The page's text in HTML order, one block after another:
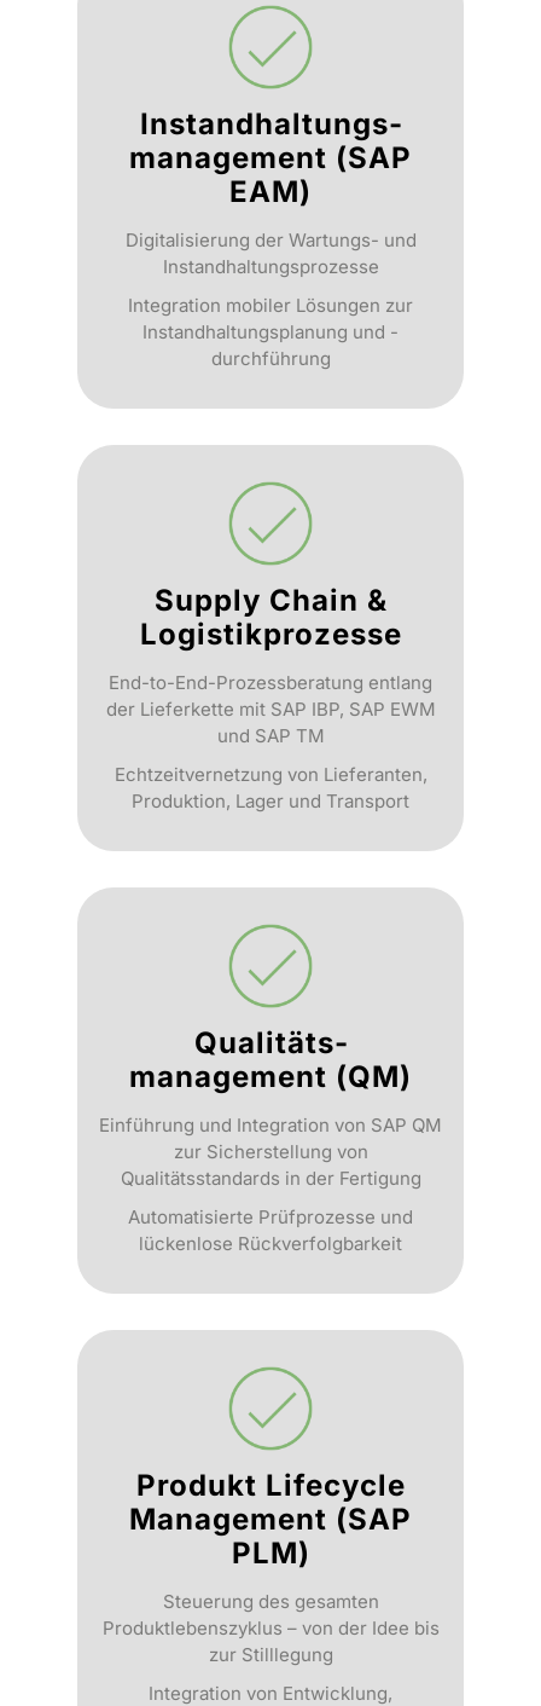
Instandhaltungs­
management (SAP
EAM)
Digitalisierung der Wartungs- und
Instandhaltungsprozesse
Integration mobiler Lösungen zur
Instandhaltungsplanung und -
durchführung
Supply Chain &
Logistikprozesse
End-to-End-Prozessberatung entlang
der Lieferkette mit SAP IBP, SAP EWM
und SAP TM
Echtzeitvernetzung von Lieferanten,
Produktion, Lager und Transport
Qualitäts­
management (QM)
Einführung und Integration von SAP QM
zur Sicherstellung von
Qualitätsstandards in der Fertigung
Automatisierte Prüfprozesse und
lückenlose Rückverfolgbarkeit
Produkt Lifecycle
Management (SAP
PLM)
Steuerung des gesamten
Produktlebenszyklus – von der Idee bis
zur Stilllegung
Integration von Entwicklung,